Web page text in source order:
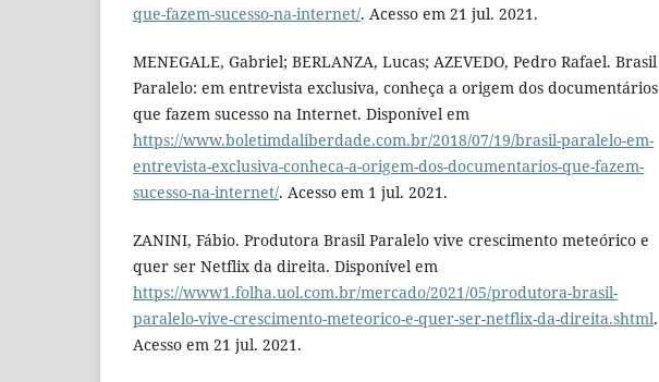
que-fazem-sucesso-na-internet/. Acesso em 21 jul. 2021.
MENEGALE, Gabriel; BERLANZA, Lucas; AZEVEDO, Pedro Rafael. Brasil
Paralelo: em entrevista exclusiva, conheça a origem dos documentários
que fazem sucesso na Internet. Disponível em
https://www.boletimdaliberdade.com.br/2018/07/19/brasil-paralelo-em-
entrevista-exclusiva-conheca-a-origem-dos-documentarios-que-fazem-
sucesso-na-internet/. Acesso em 1 jul. 2021.
ZANINI, Fábio. Produtora Brasil Paralelo vive crescimento meteórico e
quer ser Netflix da direita. Disponível em
https://www1.folha.uol.com.br/mercado/2021/05/produtora-brasil-
paralelo-vive-crescimento-meteorico-e-quer-ser-netflix-da-direita.shtml.
Acesso em 21 jul. 2021.